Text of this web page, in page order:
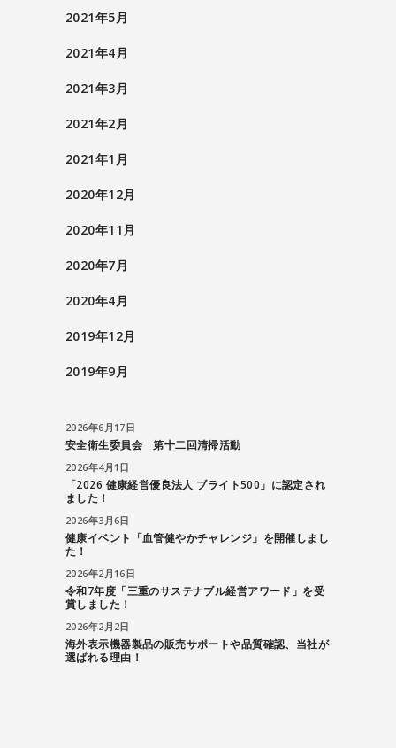
2021年5月
2021年4月
2021年3月
2021年2月
2021年1月
2020年12月
2020年11月
2020年7月
2020年4月
2019年12月
2019年9月
2026年6月17日
安全衛生委員会 第十二回清掃活動
2026年4月1日
「2026 健康経営優良法人 ブライト500」に認定され
ました！
2026年3月6日
健康イベント「血管健やかチャレンジ」を開催しまし
た！
2026年2月16日
令和7年度「三重のサステナブル経営アワード」を受
賞しました！
2026年2月2日
海外表示機器製品の販売サポートや品質確認、当社が
選ばれる理由！